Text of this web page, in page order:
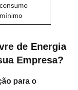
consumo
mínimo
de Energia
Empresa?
para o